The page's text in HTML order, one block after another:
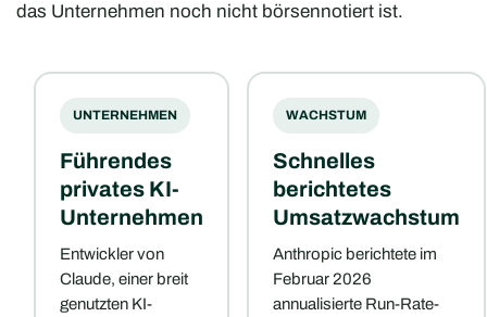
das Unternehmen noch nicht börsennotiert ist.
UNTERNEHMEN
Führendes
privates KI-
Unternehmen
Entwickler von
Claude, einer breit
genutzten KI-
WACHSTUM
Schnelles
berichtetes
Umsatzwachstum
Anthropic berichtete im
Februar 2026
annualisierte Run-Rate-